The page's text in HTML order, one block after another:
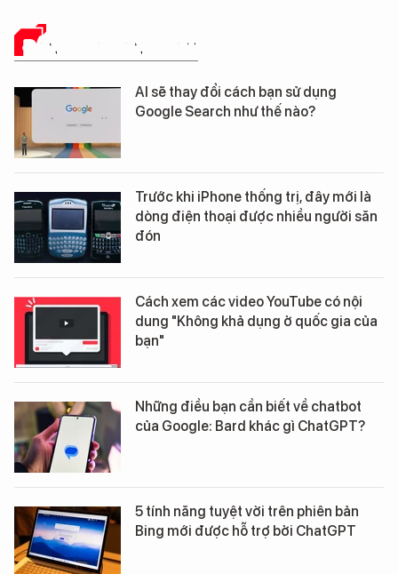
ĐÁNH GIÁ SẢN PHẨM
AI sẽ thay đổi cách bạn sử dụng
Google Search như thế nào?
Trước khi iPhone thống trị, đây mới là
dòng điện thoại được nhiều người săn
đón
Cách xem các video YouTube có nội
dung "Không khả dụng ở quốc gia của
bạn"
Những điều bạn cần biết về chatbot
của Google: Bard khác gì ChatGPT?
5 tính năng tuyệt vời trên phiên bản
Bing mới được hỗ trợ bởi ChatGPT